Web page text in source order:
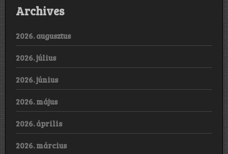
Archives
2026. augusztus
2026. július
2026. június
2026. május
2026. április
2026. március